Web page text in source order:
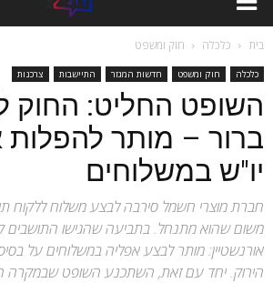
בית כלכלה חוק ומשפט
כלכלה חוק ומשפט חדשות המגזר התיישבות צרכנות
השופט החליט: החוק
ברור – מותר להפלות
יו"ש במשלוחים
חברת מוצרי חשמל סירבה לבצע משלוח ללקוח
משום שהוא מתנחל. בתביעה שהגישו התושבים
אורנשטיין: מותר לבצע אפליה במשלוחים על
הירוק. יחד עם זאת, השתכנע השופט שבמקרה